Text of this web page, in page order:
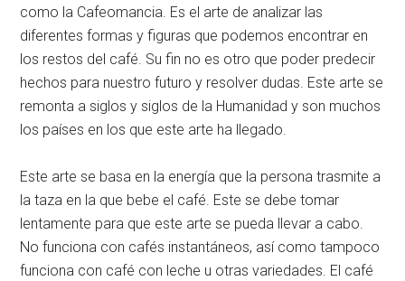
como la Cafeomancia. Es el arte de analizar las
diferentes formas y figuras que podemos encontrar en
los restos del café. Su fin no es otro que poder predecir
hechos para nuestro futuro y resolver dudas. Este arte se
remonta a siglos y siglos de la Humanidad y son muchos
los países en los que este arte ha llegado.
Este arte se basa en la energía que la persona trasmite a
la taza en la que bebe el café. Este se debe tomar
lentamente para que este arte se pueda llevar a cabo.
No funciona con cafés instantáneos, así como tampoco
funciona con café con leche u otras variedades. El café